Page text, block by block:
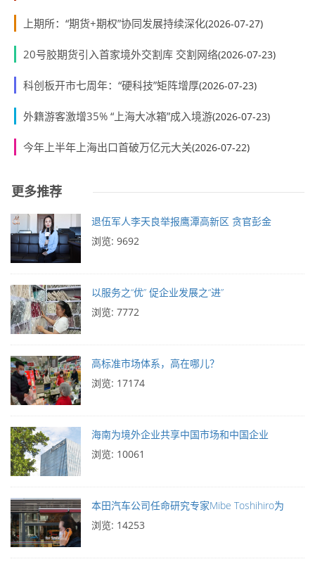
上期所：“期货+期权”协同发展持续深化(2026-07-27)
20号胶期货引入首家境外交割库 交割网络(2026-07-23)
科创板开市七周年：“硬科技”矩阵增厚(2026-07-23)
外籍游客激增35% “上海大冰箱”成入境游(2026-07-23)
今年上半年上海出口首破万亿元大关(2026-07-22)
更多推荐
退伍军人李天良举报鹰潭高新区 贪官彭金
浏览: 9692
以服务之“优” 促企业发展之“进”
浏览: 7772
高标准市场体系，高在哪儿？
浏览: 17174
海南为境外企业共享中国市场和中国企业
浏览: 10061
本田汽车公司任命研究专家Mibe Toshihiro为
浏览: 14253